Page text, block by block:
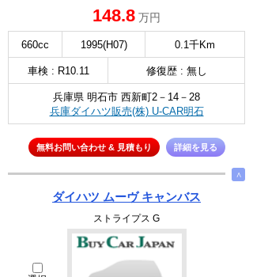
148.8 万円
660cc 1995(H07) 0.1千Km
車検 : R10.11 修復歴 : 無し
兵庫県 明石市 西新町2－14－28
兵庫ダイハツ販売(株) U-CAR明石
無料お問い合わせ & 見積もり 詳細を見る
∧
ダイハツ ムーヴ キャンバス
ストライプス G